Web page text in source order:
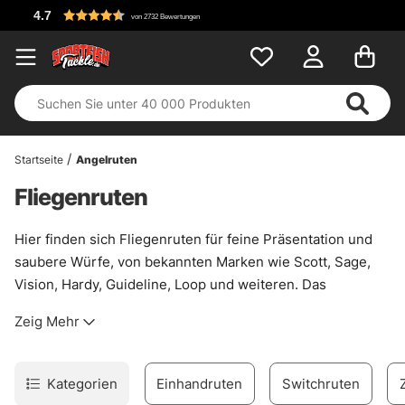
von 2732 Bewertungen
Startseite Angelruten
Fliegenruten
Hier finden sich Fliegenruten für feine Präsentation und
saubere Würfe, von bekannten Marken wie Scott, Sage,
Vision, Hardy, Guideline, Loop und weiteren. Das
sowohl Ruten für den Einstieg als auch Modelle für
Auswahl, kein unnötiger Zierrat.
Je nach Gewässer und Fischart lohnt sich ein anderer
Zeig Mehr
Kategorien Einhandruten Switchruten